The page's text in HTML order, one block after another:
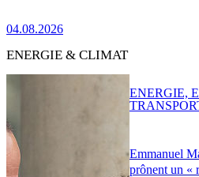
04.08.2026
ENERGIE & CLIMAT
Emmanuel
prônent un «
ENERGIE,